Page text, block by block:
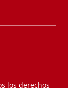
los derechos